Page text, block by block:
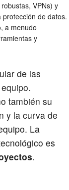
VPNs) y
de datos.
a menudo
y
de las
también su
y la curva de
La
es
.